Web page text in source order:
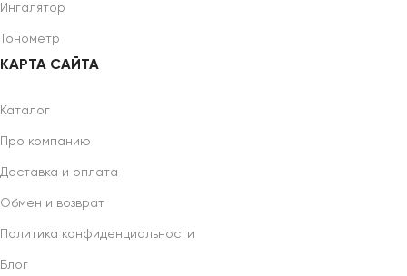
Ингалятор
Тонометр
КАРТА САЙТА
Каталог
Про компанию
Доставка и оплата
Обмен и возврат
Политика конфиденциальности
Блог